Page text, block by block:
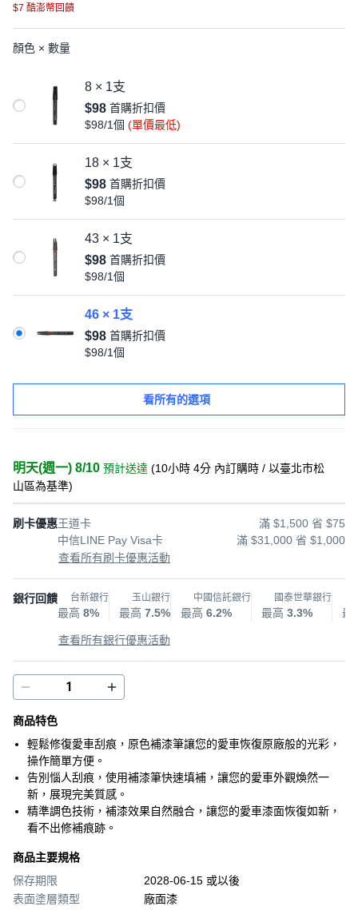
$7 酷澎幣回饋
顏色 × 數量
8 × 1支
$98 首購折扣價
$98/1個 (單價最低)
18 × 1支
$98 首購折扣價
$98/1個
43 × 1支
$98 首購折扣價
$98/1個
46 × 1支
$98 首購折扣價
$98/1個
看所有的選項
明天(週一) 8/10 預計送達 (10小時 4分 內訂購時 / 以臺北市松
山區為基準)
刷卡優惠王道卡
滿 $1,500 省 $75
中信LINE Pay Visa卡
滿 $31,000 省 $1,000
查看所有刷卡優惠活動
銀行回饋 台新銀行
最高 8%
玉山銀行
最高 7.5%
中國信託銀行
最高 6.2%
國泰世華銀行
最高 3.3% 最
查看所有銀行優惠活動
商品特色
輕鬆修復愛車刮痕，原色補漆筆讓您的愛車恢復原廠般的光彩，
操作簡單方便。
告別惱人刮痕，使用補漆筆快速填補，讓您的愛車外觀煥然一
新，展現完美質感。
精準調色技術，補漆效果自然融合，讓您的愛車漆面恢復如新，
看不出修補痕跡。
商品主要規格
保存期限
2028-06-15 或以後
表面塗層類型
廠面漆